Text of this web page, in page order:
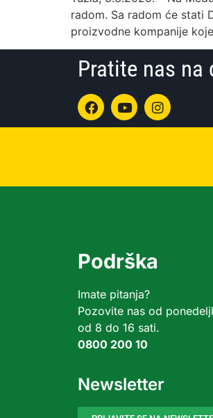
radom. Sa radom će stati
proizvodne kompanije
Pratite nas na
Podrška
Imate pitanja?
Pozovite nas od
od 8 do 16 sati.
0800 200 10
Newsletter